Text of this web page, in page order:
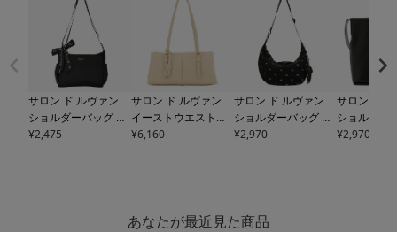
サロン ド ルヴァン
ショルダーバッグ レ
ディース
¥2,475
サロン ド ルヴァン
イーストウエストバ
ッグ レディース
¥6,160
サロン ド ルヴァン
ショルダーバッグ レ
ディース
¥2,970
サロン ド
ショルダー
ディース
¥2,970
あなたが最近見た商品